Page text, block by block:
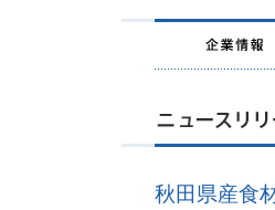
秋田県産食